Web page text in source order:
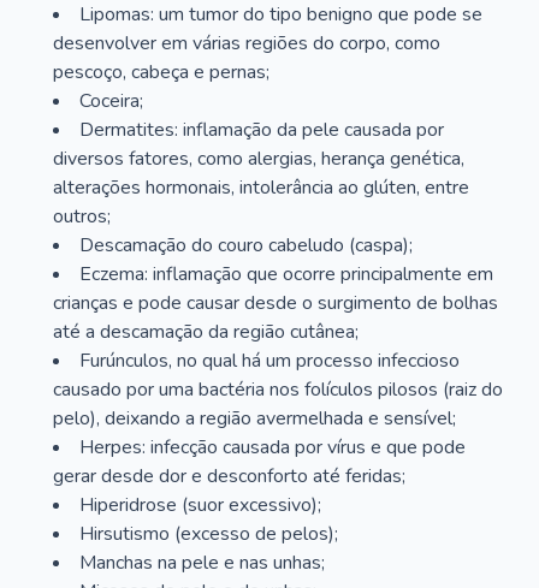
Lipomas: um tumor do tipo benigno que pode se
desenvolver em várias regiões do corpo, como
pescoço, cabeça e pernas;
Coceira;
Dermatites: inflamação da pele causada por
diversos fatores, como alergias, herança genética,
alterações hormonais, intolerância ao glúten, entre
outros;
Descamação do couro cabeludo (caspa);
Eczema: inflamação que ocorre principalmente em
crianças e pode causar desde o surgimento de bolhas
até a descamação da região cutânea;
Furúnculos, no qual há um processo infeccioso
causado por uma bactéria nos folículos pilosos (raiz do
pelo), deixando a região avermelhada e sensível;
Herpes: infecção causada por vírus e que pode
gerar desde dor e desconforto até feridas;
Hiperidrose (suor excessivo);
Hirsutismo (excesso de pelos);
Manchas na pele e nas unhas;